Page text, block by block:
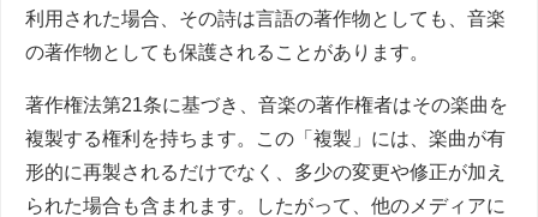
利用された場合、その詩は言語の著作物としても、音楽
の著作物としても保護されることがあります。
著作権法第21条に基づき、音楽の著作権者はその楽曲を
複製する権利を持ちます。この「複製」には、楽曲が有
形的に再製されるだけでなく、多少の変更や修正が加え
られた場合も含まれます。したがって、他のメディアに